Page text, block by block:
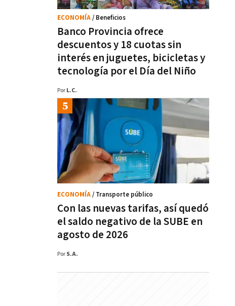
Banco Provincia ofrece
descuentos y 18 cuotas sin
interés en juguetes, bicicletas y
tecnología por el Día del Niño
ECONOMÍA/ Beneficios
Por L.C.
Con las nuevas tarifas, así quedó
el saldo negativo de la SUBE en
agosto de 2026
ECONOMÍA/ Transporte público
Por S.A.